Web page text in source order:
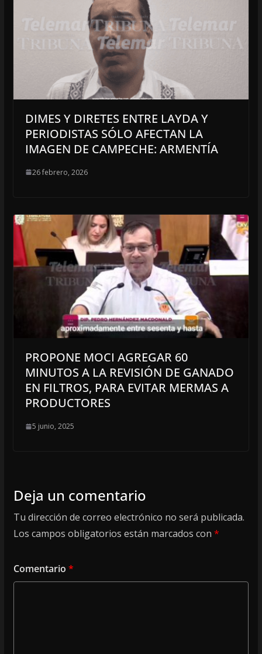
DIMES Y DIRETES ENTRE LAYDA Y
PERIODISTAS SÓLO AFECTAN LA
IMAGEN DE CAMPECHE: ARMENTÍA
26 febrero, 2026
PROPONE MOCI AGREGAR 60
MINUTOS A LA REVISIÓN DE GANADO
EN FILTROS, PARA EVITAR MERMAS A
PRODUCTORES
5 junio, 2025
Deja un comentario
Tu dirección de correo electrónico no será publicada.
Los campos obligatorios están marcados con *
Comentario *